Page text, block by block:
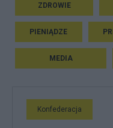
ZDROWIE
PIENIĄDZE
MEDIA
Konfederacja